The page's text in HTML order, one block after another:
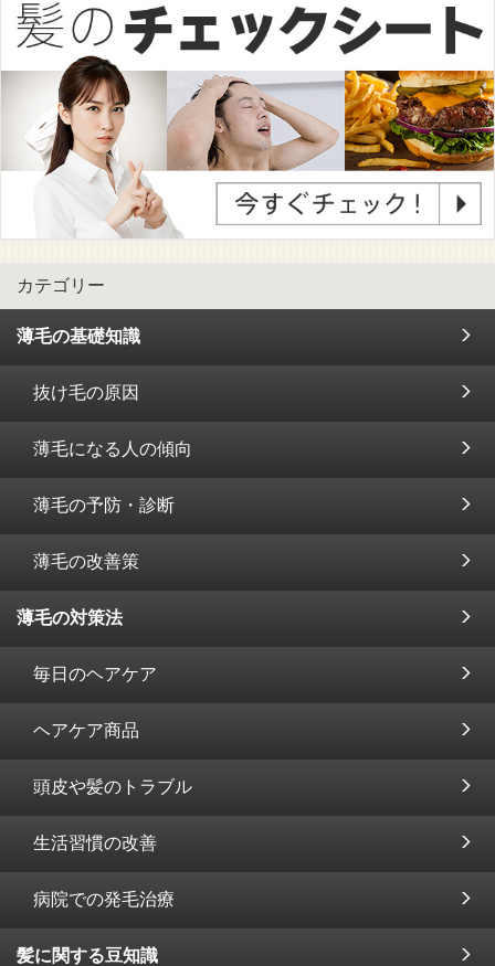
カテゴリー
薄毛の基礎知識
抜け毛の原因
薄毛になる人の傾向
薄毛の予防・診断
薄毛の改善策
薄毛の対策法
毎日のヘアケア
ヘアケア商品
頭皮や髪のトラブル
生活習慣の改善
病院での発毛治療
髪に関する豆知識